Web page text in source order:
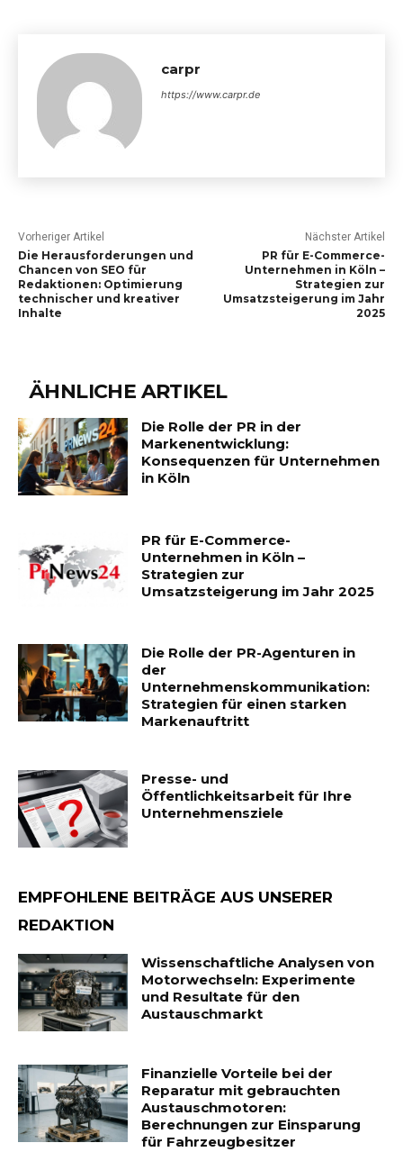
carpr
https://www.carpr.de
Vorheriger Artikel
Die Herausforderungen und
Chancen von SEO für
Redaktionen: Optimierung
technischer und kreativer
Inhalte
Nächster Artikel
PR für E-Commerce-
Unternehmen in Köln –
Strategien zur
Umsatzsteigerung im Jahr
2025
ÄHNLICHE ARTIKEL
Die Rolle der PR in der
Markenentwicklung:
Konsequenzen für Unternehmen
in Köln
PR für E-Commerce-
Unternehmen in Köln –
Strategien zur
Umsatzsteigerung im Jahr 2025
Die Rolle der PR-Agenturen in
der
Unternehmenskommunikation:
Strategien für einen starken
Markenauftritt
Presse- und
Öffentlichkeitsarbeit für Ihre
Unternehmensziele
EMPFOHLENE BEITRÄGE AUS UNSERER
REDAKTION
Wissenschaftliche Analysen von
Motorwechseln: Experimente
und Resultate für den
Austauschmarkt
Finanzielle Vorteile bei der
Reparatur mit gebrauchten
Austauschmotoren:
Berechnungen zur Einsparung
für Fahrzeugbesitzer